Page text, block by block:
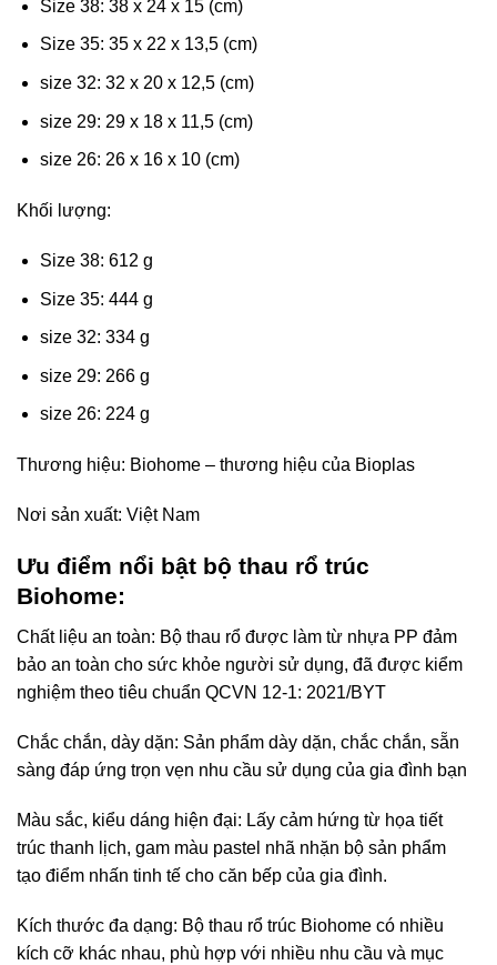
Size 38: 38 x 24 x 15 (cm)
Size 35: 35 x 22 x 13,5 (cm)
size 32: 32 x 20 x 12,5 (cm)
size 29: 29 x 18 x 11,5 (cm)
size 26: 26 x 16 x 10 (cm)
Khối lượng:
Size 38: 612 g
Size 35: 444 g
size 32: 334 g
size 29: 266 g
size 26: 224 g
Thương hiệu: Biohome – thương hiệu của Bioplas
Nơi sản xuất: Việt Nam
Ưu điểm nổi bật bộ thau rổ trúc
Biohome:
Chất liệu an toàn: Bộ thau rổ được làm từ nhựa PP đảm
bảo an toàn cho sức khỏe người sử dụng, đã được kiểm
nghiệm theo tiêu chuẩn QCVN 12-1: 2021/BYT
Chắc chắn, dày dặn: Sản phẩm dày dặn, chắc chắn, sẵn
sàng đáp ứng trọn vẹn nhu cầu sử dụng của gia đình bạn
Màu sắc, kiểu dáng hiện đại: Lấy cảm hứng từ họa tiết
trúc thanh lịch, gam màu pastel nhã nhặn bộ sản phẩm
tạo điểm nhấn tinh tế cho căn bếp của gia đình.
Kích thước đa dạng: Bộ thau rổ trúc Biohome có nhiều
kích cỡ khác nhau, phù hợp với nhiều nhu cầu và mục